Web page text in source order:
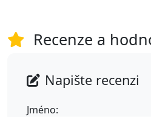
Recenze a
Napište recenzi
Jméno: